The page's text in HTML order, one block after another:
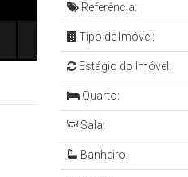
Referência:
Tipo de Imóvel:
Estágio do Imóvel:
Quarto:
Sala:
Banheiro: